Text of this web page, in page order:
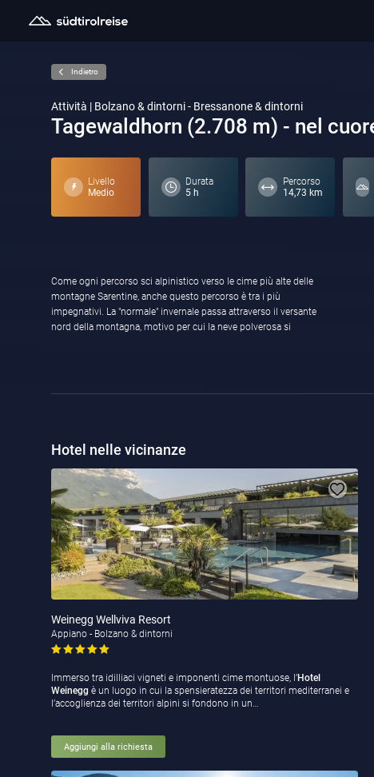
Indietro
Attività | Bolzano & dintorni - Bressanone & dintorni
Tagewaldhorn (2.708 m) - nel
Livello
Medio
Durata
5 h
Percorso
14,73 km
Come ogni percorso sci alpinistico verso le cime più alte delle
montagne Sarentine, anche questo percorso è tra i più
impegnativi. La "normale" invernale passa attraverso il versante
nord della montagna, motivo per cui la neve polverosa si
conserva più a lungo. L'ultimo tratto verso la vetta, insieme al
"Canalone" nella parte centrale del percorso, è abbastanza ripido
e richiede condizioni di sicurezza. Un magnifico panorama a
Hotel nelle vicinanze
Weinegg Wellviva Resort
Appiano - Bolzano & dintorni
Immerso tra idilliaci vigneti e imponenti cime montuose, l’Hotel
Weinegg è un luogo in cui la spensieratezza dei territori mediterranei e
l’accoglienza dei territori alpini si fondono in un…
Aggiungi alla richiesta